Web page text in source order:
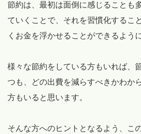
節約は、最初は面倒に感じることも
ていくことで、それを習慣化するこ
くお金を浮かせることができるよう
様々な節約をしている方もいれば、
つも、どの出費を減らすべきかわか
方もいると思います。
そんな方へのヒントとなるよう、こ